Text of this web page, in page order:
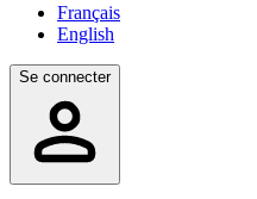
Français
English
Se connecter